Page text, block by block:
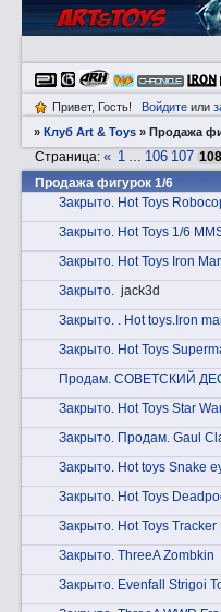
Привет, Гость! Войдитеили
»Клуб Art & Toys »Продажа
Продажа фигурок 1/6
Страница:« 1 … 106 107 108
Закрытo. Hot Toys
Закрытo. Hot Toys 1/6
Закрытo. Hot Toys Iron
Закрытo. jack3d
Закрытo. . Hot toys.Iron
Закрытo. Hot Toys
Прoдам. СОВЕТСКИЙ
Закрытo. Hot Toys Star
Закрытo. Прoдам. Gaul
Закрытo. Hot toys Snake
Закрытo. Hot Toys
Закрытo. Hot Toys Tracker
Закрытo. ThreeA Zombkin
Закрытo. Evenfall Strigoi